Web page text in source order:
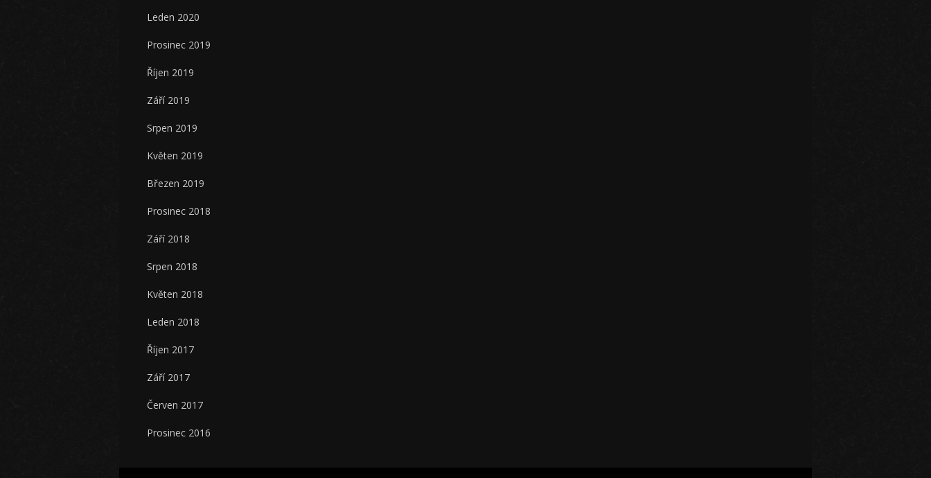
Leden 2020
Prosinec 2019
Říjen 2019
Září 2019
Srpen 2019
Květen 2019
Březen 2019
Prosinec 2018
Září 2018
Srpen 2018
Květen 2018
Leden 2018
Říjen 2017
Září 2017
Červen 2017
Prosinec 2016